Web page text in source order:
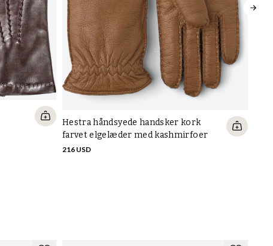
Hestra håndsyede handsker kork
farvet elgelæder med kashmirfoer
216 USD